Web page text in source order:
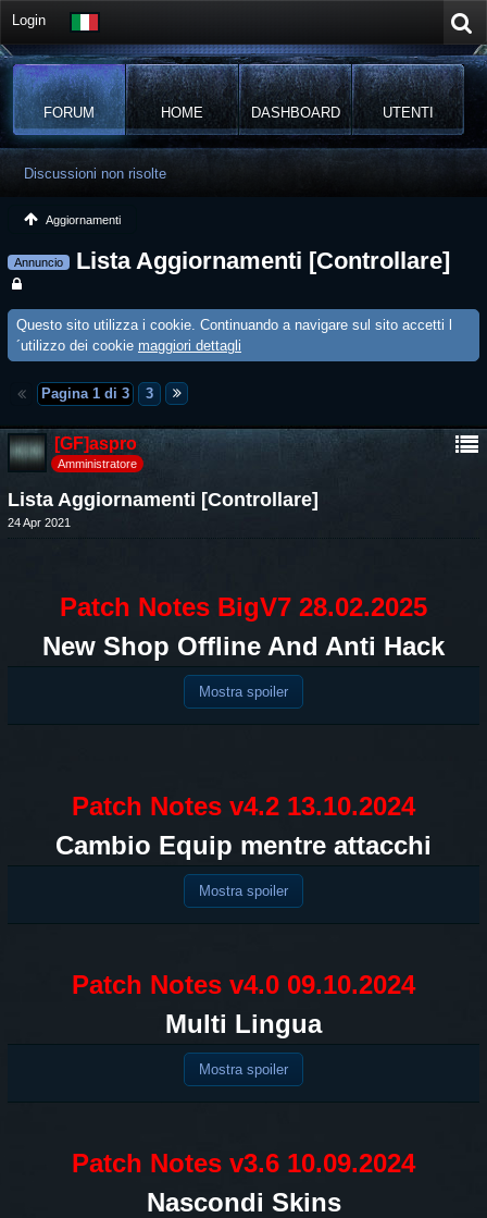
Login
FORUM HOME DASHBOARD UTENTI
Discussioni non risolte
Aggiornamenti
Annuncio Lista Aggiornamenti [Controllare]
Questo sito utilizza i cookie. Continuando a navigare sul sito accetti l
´utilizzo dei cookie maggiori dettagli
Pagina 1 di 3 3
[GF]aspro
Amministratore
Lista Aggiornamenti [Controllare]
24 Apr 2021
Patch Notes BigV7 28.02.2025
New Shop Offline And Anti Hack
Mostra spoiler
Patch Notes v4.2 13.10.2024
Cambio Equip mentre attacchi
Mostra spoiler
Patch Notes v4.0 09.10.2024
Multi Lingua
Mostra spoiler
Patch Notes v3.6 10.09.2024
Nascondi Skins